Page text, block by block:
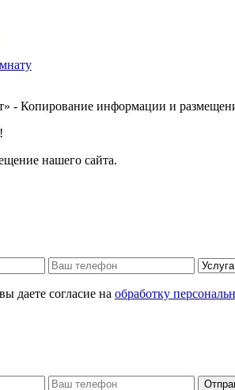
- Копирование информации и
нашего сайта.
даете согласие на обработку